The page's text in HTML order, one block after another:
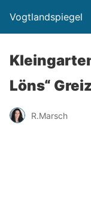
Vogtlandspiegel
Löns“
R.Marsch